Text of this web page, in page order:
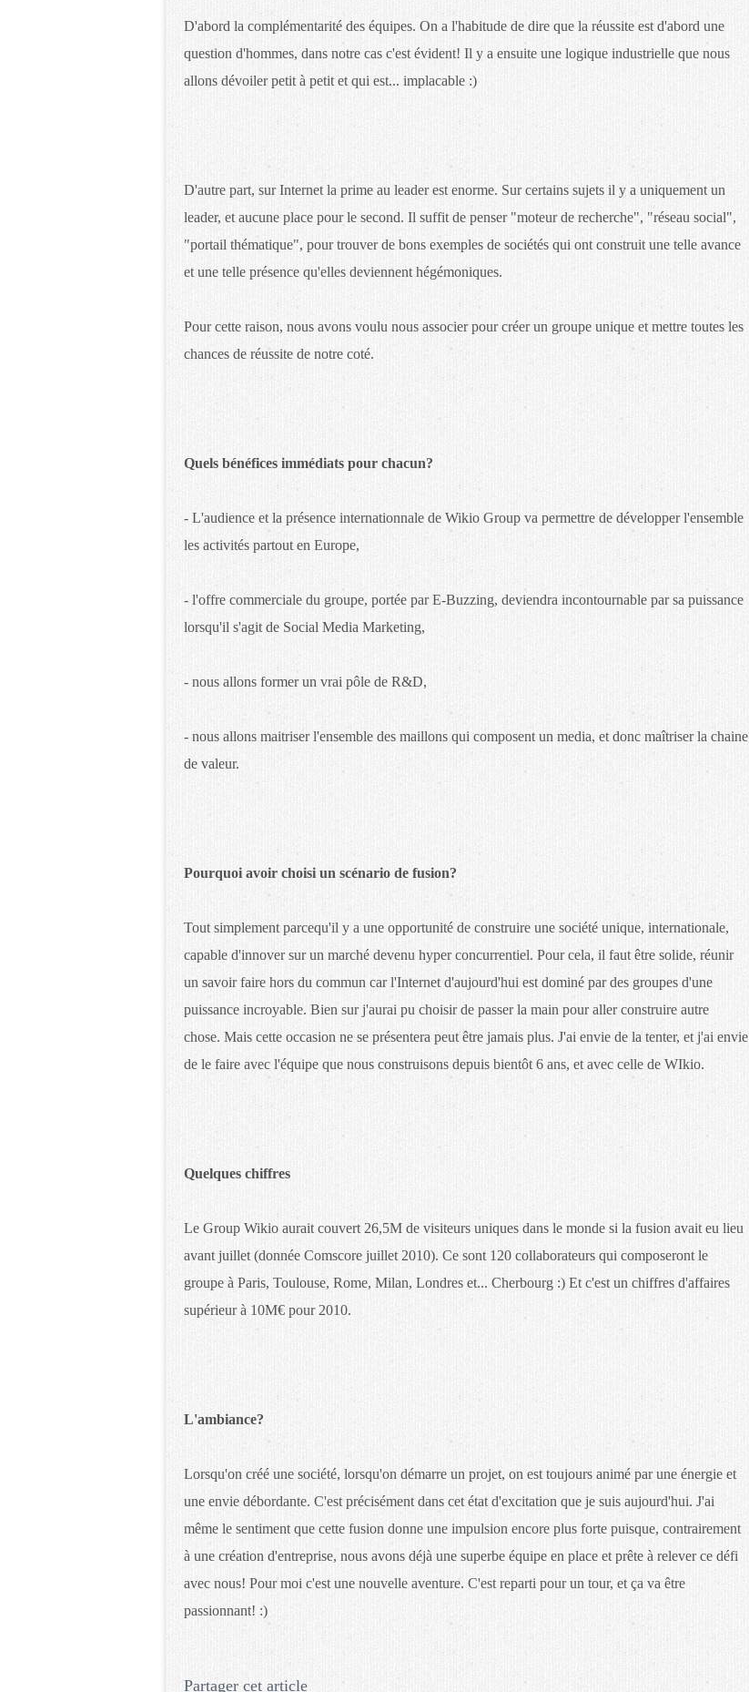
D'abord la complémentarité des équipes. On a l'habitude de dire que la réussite est d'abord une
question d'hommes, dans notre cas c'est évident! Il y a ensuite une logique industrielle que nous
allons dévoiler petit à petit et qui est... implacable :)
D'autre part, sur Internet la prime au leader est enorme. Sur certains sujets il y a uniquement un
leader, et aucune place pour le second. Il suffit de penser "moteur de recherche", "réseau social",
"portail thématique", pour trouver de bons exemples de sociétés qui ont construit une telle avance
et une telle présence qu'elles deviennent hégémoniques.
Pour cette raison, nous avons voulu nous associer pour créer un groupe unique et mettre toutes les
chances de réussite de notre coté.
Quels bénéfices immédiats pour chacun?
- L'audience et la présence internationnale de Wikio Group va permettre de développer l'ensemble
les activités partout en Europe,
- l'offre commerciale du groupe, portée par E-Buzzing, deviendra incontournable par sa puissance
lorsqu'il s'agit de Social Media Marketing,
- nous allons former un vrai pôle de R&D,
- nous allons maitriser l'ensemble des maillons qui composent un media, et donc maîtriser la chaine
de valeur.
Pourquoi avoir choisi un scénario de fusion?
Tout simplement parcequ'il y a une opportunité de construire une société unique, internationale,
capable d'innover sur un marché devenu hyper concurrentiel. Pour cela, il faut être solide, réunir
un savoir faire hors du commun car l'Internet d'aujourd'hui est dominé par des groupes d'une
puissance incroyable. Bien sur j'aurai pu choisir de passer la main pour aller construire autre
chose. Mais cette occasion ne se présentera peut être jamais plus. J'ai envie de la tenter, et j'ai envie
de le faire avec l'équipe que nous construisons depuis bientôt 6 ans, et avec celle de WIkio.
Quelques chiffres
Le Group Wikio aurait couvert 26,5M de visiteurs uniques dans le monde si la fusion avait eu lieu
avant juillet (donnée Comscore juillet 2010). Ce sont 120 collaborateurs qui composeront le
groupe à Paris, Toulouse, Rome, Milan, Londres et... Cherbourg :) Et c'est un chiffres d'affaires
supérieur à 10M€ pour 2010.
L'ambiance?
Lorsqu'on créé une société, lorsqu'on démarre un projet, on est toujours animé par une énergie et
une envie débordante. C'est précisément dans cet état d'excitation que je suis aujourd'hui. J'ai
même le sentiment que cette fusion donne une impulsion encore plus forte puisque, contrairement
à une création d'entreprise, nous avons déjà une superbe équipe en place et prête à relever ce défi
avec nous! Pour moi c'est une nouvelle aventure. C'est reparti pour un tour, et ça va être
passionnant! :)
Partager cet article